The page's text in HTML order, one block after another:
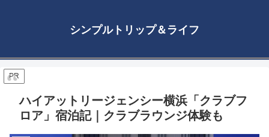
シンプルトリップ＆ライフ
PR
ハイアットリージェンシー横浜「クラブフ
ロア」宿泊記｜クラブラウンジ体験も